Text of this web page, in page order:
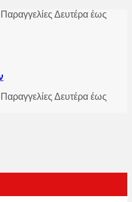
Δευτέρα έως
Δευτέρα έως